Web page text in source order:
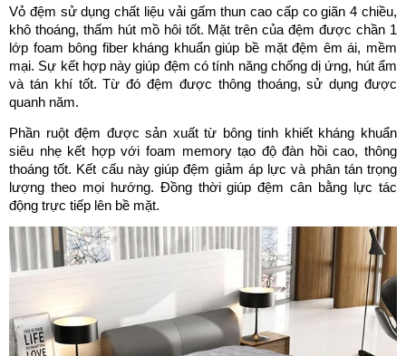
Vỏ đệm sử dụng chất liệu vải gấm thun cao cấp co giãn 4 chiều,
khô thoáng, thấm hút mồ hôi tốt. Mặt trên của đệm được chần 1
lớp foam bông fiber kháng khuẩn giúp bề mặt đệm êm ái, mềm
mại. Sự kết hợp này giúp đệm có tính năng chống dị ứng, hút ẩm
và tán khí tốt. Từ đó đệm được thông thoáng, sử dụng được
quanh năm.
Phần ruột đệm được sản xuất từ bông tinh khiết kháng khuẩn
siêu nhẹ kết hợp với foam memory tạo độ đàn hồi cao, thông
thoáng tốt. Kết cấu này giúp đệm giảm áp lực và phân tán trọng
lượng theo mọi hướng. Đồng thời giúp đệm cân bằng lực tác
động trực tiếp lên bề mặt.